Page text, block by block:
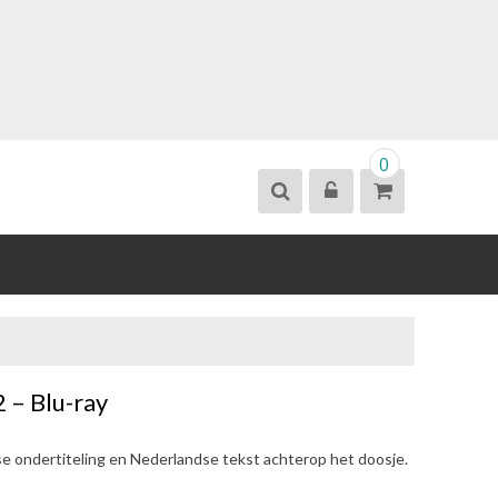
0
– Blu-ray
ondertiteling en Nederlandse tekst achterop het doosje.